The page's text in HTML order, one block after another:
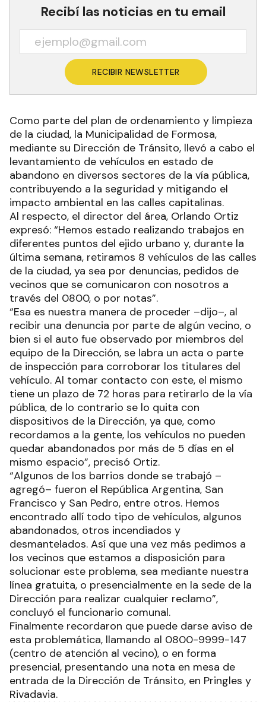
Recibí las noticias en tu email
RECIBIR NEWSLETTER
Como parte del plan de ordenamiento y limpieza
de la ciudad, la Municipalidad de Formosa,
mediante su Dirección de Tránsito, llevó a cabo el
levantamiento de vehículos en estado de
abandono en diversos sectores de la vía pública,
contribuyendo a la seguridad y mitigando el
impacto ambiental en las calles capitalinas.
Al respecto, el director del área, Orlando Ortiz
expresó: “Hemos estado realizando trabajos en
diferentes puntos del ejido urbano y, durante la
última semana, retiramos 8 vehículos de las calles
de la ciudad, ya sea por denuncias, pedidos de
vecinos que se comunicaron con nosotros a
través del 0800, o por notas”.
“Esa es nuestra manera de proceder –dijo–, al
recibir una denuncia por parte de algún vecino, o
bien si el auto fue observado por miembros del
equipo de la Dirección, se labra un acta o parte
de inspección para corroborar los titulares del
vehículo. Al tomar contacto con este, el mismo
tiene un plazo de 72 horas para retirarlo de la vía
pública, de lo contrario se lo quita con
dispositivos de la Dirección, ya que, como
recordamos a la gente, los vehículos no pueden
quedar abandonados por más de 5 días en el
mismo espacio”, precisó Ortiz.
“Algunos de los barrios donde se trabajó –
agregó– fueron el República Argentina, San
Francisco y San Pedro, entre otros. Hemos
encontrado allí todo tipo de vehículos, algunos
abandonados, otros incendiados y
desmantelados. Así que una vez más pedimos a
los vecinos que estamos a disposición para
solucionar este problema, sea mediante nuestra
línea gratuita, o presencialmente en la sede de la
Dirección para realizar cualquier reclamo”,
concluyó el funcionario comunal.
Finalmente recordaron que puede darse aviso de
esta problemática, llamando al 0800-9999-147
(centro de atención al vecino), o en forma
presencial, presentando una nota en mesa de
entrada de la Dirección de Tránsito, en Pringles y
Rivadavia.